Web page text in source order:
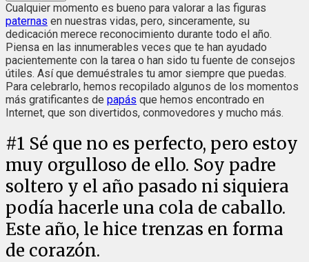
Cualquier momento es bueno para valorar a las figuras
paternas en nuestras vidas, pero, sinceramente, su
dedicación merece reconocimiento durante todo el año.
Piensa en las innumerables veces que te han ayudado
pacientemente con la tarea o han sido tu fuente de consejos
útiles. Así que demuéstrales tu amor siempre que puedas.
Para celebrarlo, hemos recopilado algunos de los momentos
más gratificantes de papás que hemos encontrado en
Internet, que son divertidos, conmovedores y mucho más.
#1 Sé que no es perfecto, pero estoy
muy orgulloso de ello. Soy padre
soltero y el año pasado ni siquiera
podía hacerle una cola de caballo.
Este año, le hice trenzas en forma
de corazón.